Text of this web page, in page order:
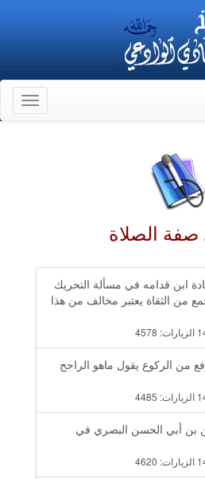
صفة الصلاة
ابن قدامه في مسألة التحريك
من الثقاة يعتبر مخالف من هذا
الزيارات: 4578
من الركوع يقول ماهو الراجح
الزيارات: 4485
أبي الحسن البصري في
الزيارات: 4620